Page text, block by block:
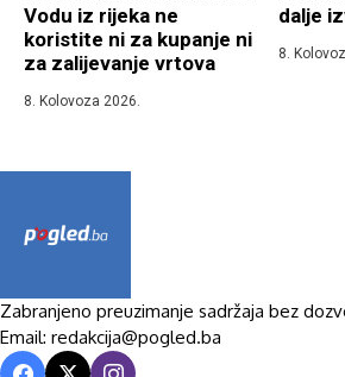
Vodu iz rijeka ne
koristite ni za kupanje ni
za zalijevanje vrtova
8. Kolovoza 2026.
dalje
8.
Zabranjeno preuzimanje sadržaja bez
Email: redakcija@pogled.ba